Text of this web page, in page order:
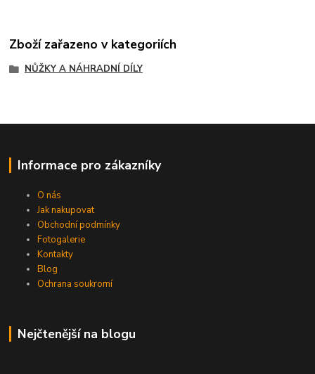
Zboží zařazeno v kategoriích
NŮŽKY A NÁHRADNÍ DÍLY
Informace pro zákazníky
O nás
Jak nakupovat
Obchodní podmínky
Fotogalerie
Kontakty
Blog
Ochrana soukromí
Nejčtenější na blogu